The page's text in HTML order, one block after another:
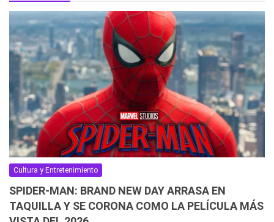
Cultura y Entretenimiento
SPIDER-MAN: BRAND NEW DAY ARRASA EN
TAQUILLA Y SE CORONA COMO LA PELÍCULA MÁS